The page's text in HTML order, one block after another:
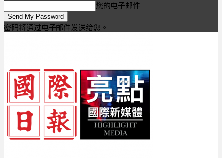
您的电子邮件
密码将通过电子邮件发送给您。